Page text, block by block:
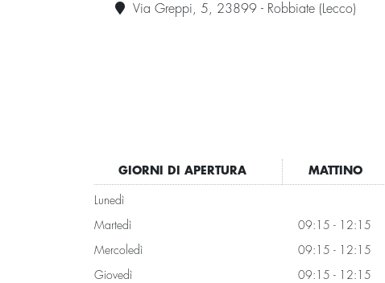
Via Greppi, 5, 23899 - Robbiate (Lecco)
GIORNI DI APERTURA MATTINO
Lunedì
Martedì
09:15 - 12:15
Mercoledì
09:15 - 12:15
Giovedì
09:15 - 12:15